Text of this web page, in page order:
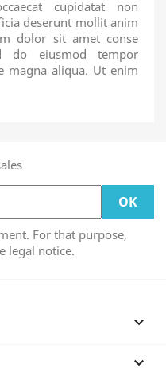
cupidatat non
deserunt mollit anim
dolor sit amet conse
do eiusmod tempor
magna aliqua. Ut enim
For that purpose,
legal notice.

